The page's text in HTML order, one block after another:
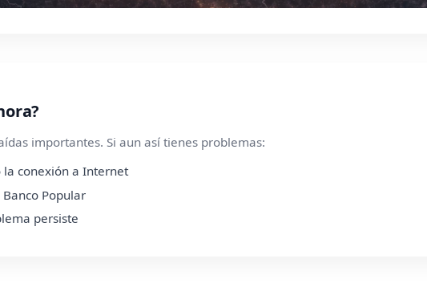
importantes. Si aun así tienes problemas:
conexión a Internet
Popular
persiste